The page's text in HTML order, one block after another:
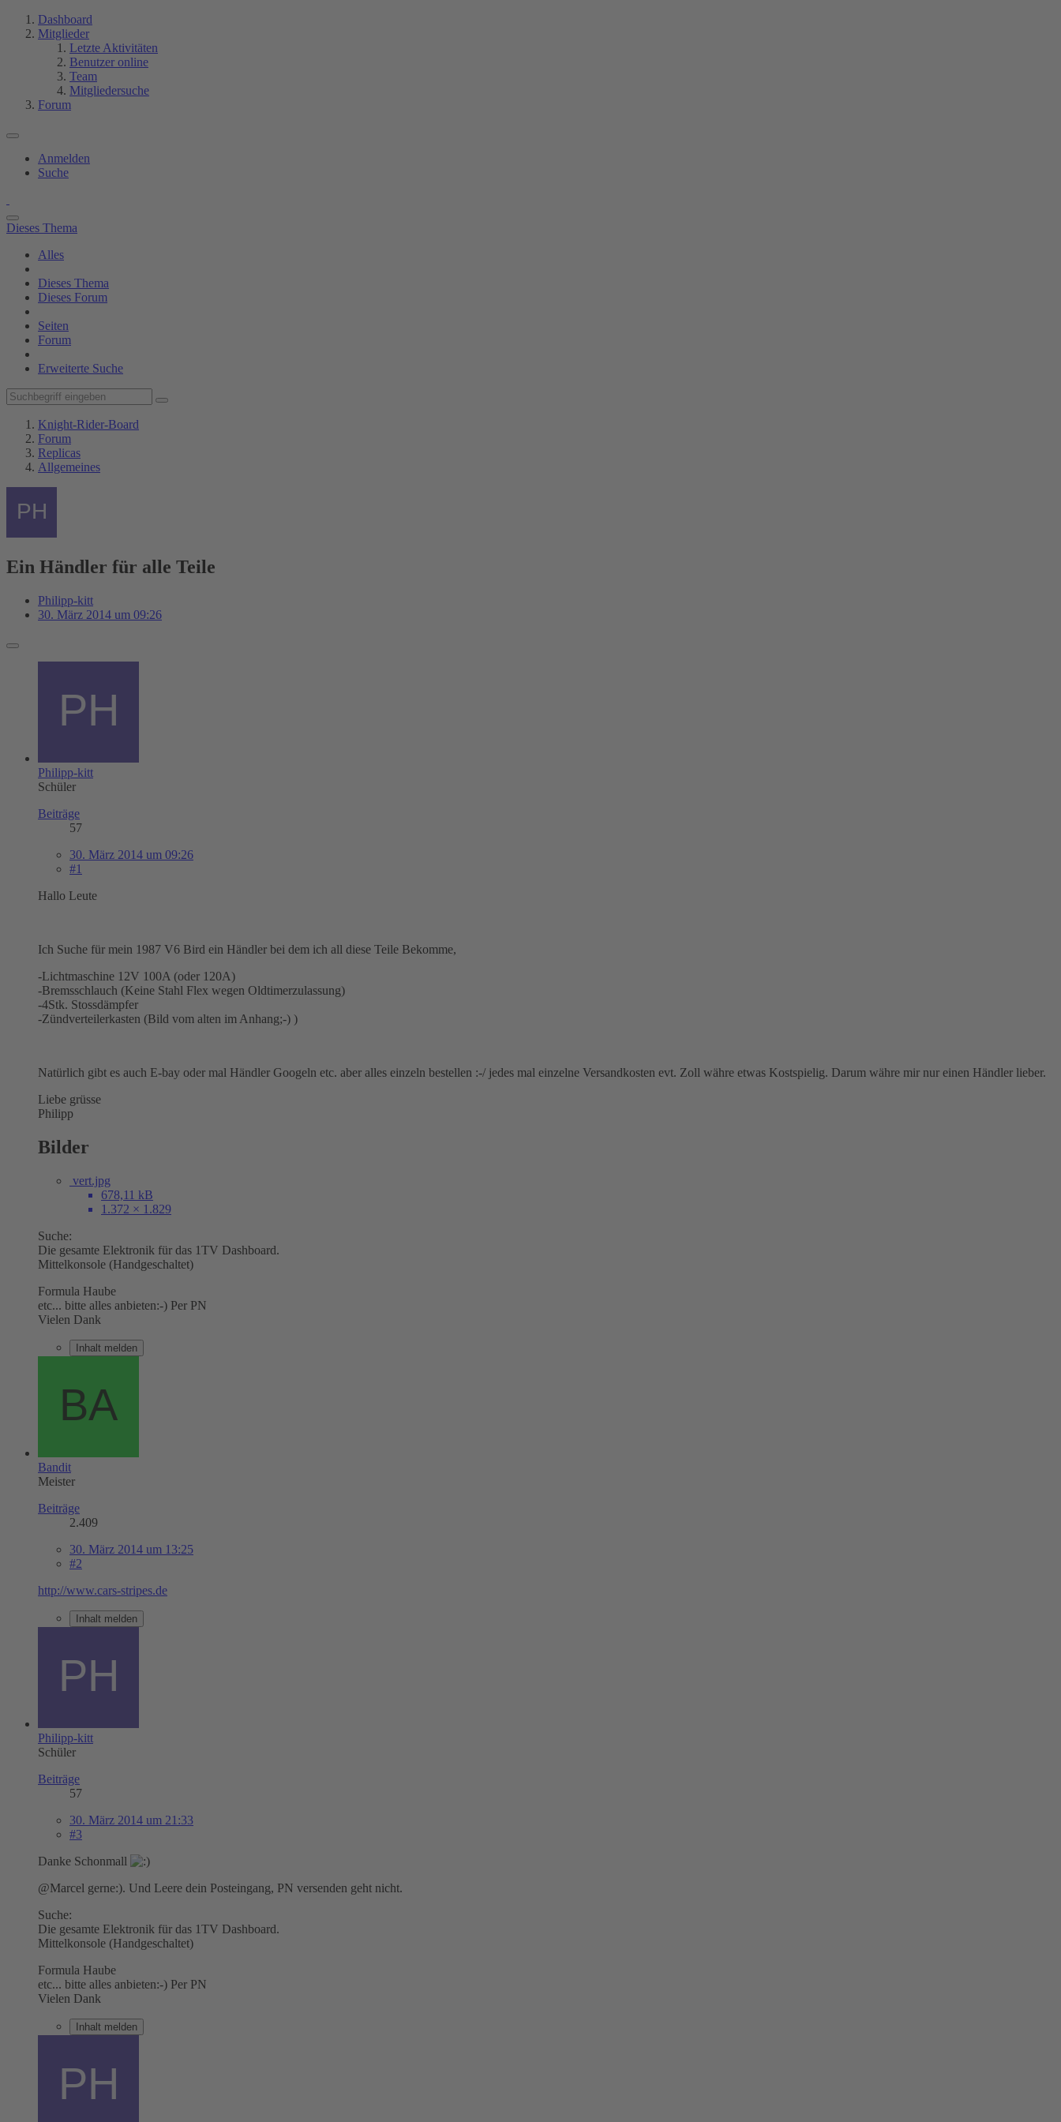
Dashboard
Mitglieder
Letzte Aktivitäten
Benutzer online
Team
Mitgliedersuche
Forum
Anmelden
Suche
Dieses Thema
Alles
Dieses Thema
Dieses Forum
Seiten
Forum
Erweiterte Suche
Knight-Rider-Board
Forum
Replicas
Allgemeines
Ein Händler für alle Teile
Philipp-kitt
30. März 2014 um 09:26
Philipp-kitt
Schüler
Beiträge
57
30. März 2014 um 09:26
#1
Hallo Leute
Ich Suche für mein 1987 V6 Bird ein Händler bei dem ich all diese Teile Bekomme,
-Lichtmaschine 12V 100A (oder 120A)
-Bremsschlauch (Keine Stahl Flex wegen Oldtimerzulassung)
-4Stk. Stossdämpfer
-Zündverteilerkasten (Bild vom alten im Anhang;-) )
Natürlich gibt es auch E-bay oder mal Händler Googeln etc. aber alles einzeln bestellen :-/ jedes mal einzelne Versandkosten evt. Zoll währe etwas Kostspielig. Darum währe mir nur einen Händler lieber.
Liebe grüsse
Philipp
Bilder
vert.jpg
678,11 kB
1.372 × 1.829
Suche:
Die gesamte Elektronik für das 1TV Dashboard.
Mittelkonsole (Handgeschaltet)
Formula Haube
etc... bitte alles anbieten:-) Per PN
Vielen Dank
Inhalt melden
Bandit
Meister
Beiträge
2.409
30. März 2014 um 13:25
#2
http://www.cars-stripes.de
Inhalt melden
Philipp-kitt
Schüler
Beiträge
57
30. März 2014 um 21:33
#3
Danke Schonmall
@Marcel gerne:). Und Leere dein Posteingang, PN versenden geht nicht.
Suche:
Die gesamte Elektronik für das 1TV Dashboard.
Mittelkonsole (Handgeschaltet)
Formula Haube
etc... bitte alles anbieten:-) Per PN
Vielen Dank
Inhalt melden